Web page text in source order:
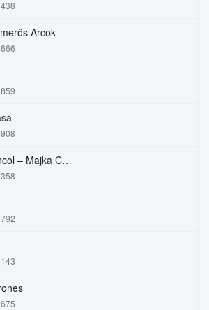
Arcok
Mindenki Táncol – Majka Curtis, Péter Majoros